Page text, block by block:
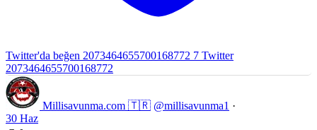
Twitter'da beğen 2073464655700168772 7 Twitter
2073464655700168772
Millisavunma.com 🇹🇷 @millisavunma1 ·
30 Haz